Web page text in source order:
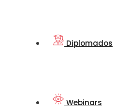
Diplomados
Webinars